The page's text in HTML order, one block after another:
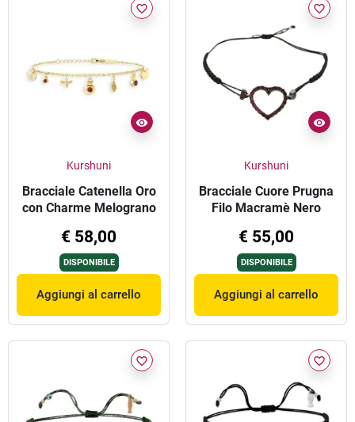
favorite_border
Kurshuni
Bracciale Catenella Oro
con Charme Melograno
€ 58,00
DISPONIBILE
Aggiungi al carrello
favorite_border
Kurshuni
Bracciale Cuore Prugna
Filo Macramè Nero
€ 55,00
DISPONIBILE
Aggiungi al carrello
favorite_border favorite_border